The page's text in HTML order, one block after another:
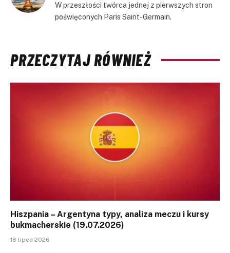
W przeszłości twórca jednej z pierwszych stron
poświęconych Paris Saint-Germain.
PRZECZYTAJ RÓWNIEŻ
Hiszpania – Argentyna typy, analiza meczu i kursy
bukmacherskie (19.07.2026)
18 lipca 2026